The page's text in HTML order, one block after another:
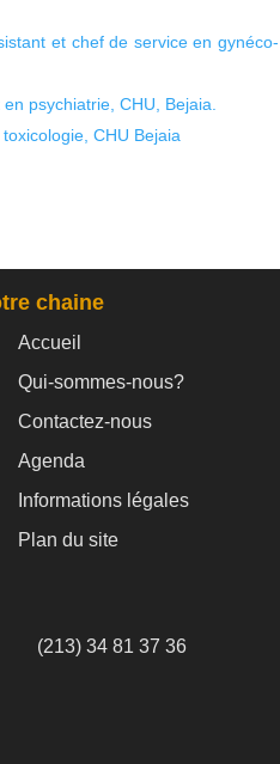
et chef de service en gynéco-
psychiatrie, CHU, Bejaia.
CHU Bejaia
chaine
Accueil
Qui-sommes-nous?
Contactez-nous
Agenda
Informations légales
Plan du site
(213) 34 81 37 36